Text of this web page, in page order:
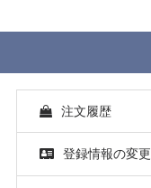
注文履歴
登録情報の変更